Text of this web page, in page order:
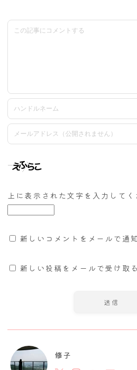
上に表示された文字を入力してく
新しいコメントをメールで通知
新しい投稿をメールで受け取る
修子